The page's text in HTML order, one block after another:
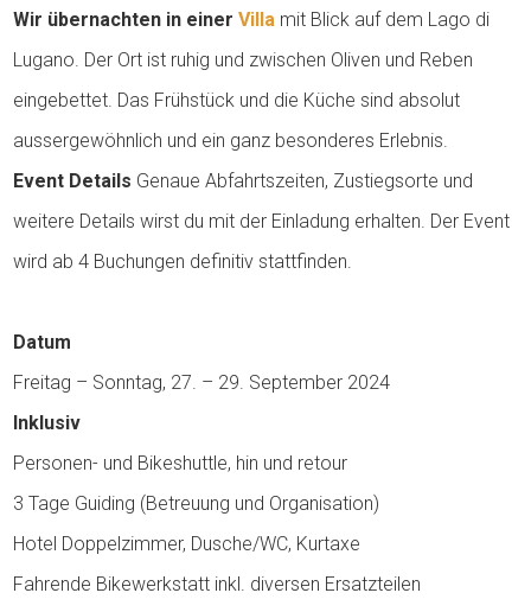
Wir übernachten in einerVilla mit Blick auf dem Lago di
Lugano. Der Ort ist ruhig und zwischen Oliven und Reben
eingebettet. Das Frühstück und die Küche sind absolut
aussergewöhnlich und ein ganz besonderes Erlebnis.
Event Details Genaue Abfahrtszeiten, Zustiegsorte und
weitere Details wirst du mit der Einladung erhalten. Der Event
wird ab 4 Buchungen definitiv stattfinden.
Datum
Freitag – Sonntag, 27. – 29. September 2024
Inklusiv
Personen- und Bikeshuttle, hin und retour
3 Tage Guiding (Betreuung und Organisation)
Hotel Doppelzimmer, Dusche/WC, Kurtaxe
Fahrende Bikewerkstatt inkl. diversen Ersatzteilen